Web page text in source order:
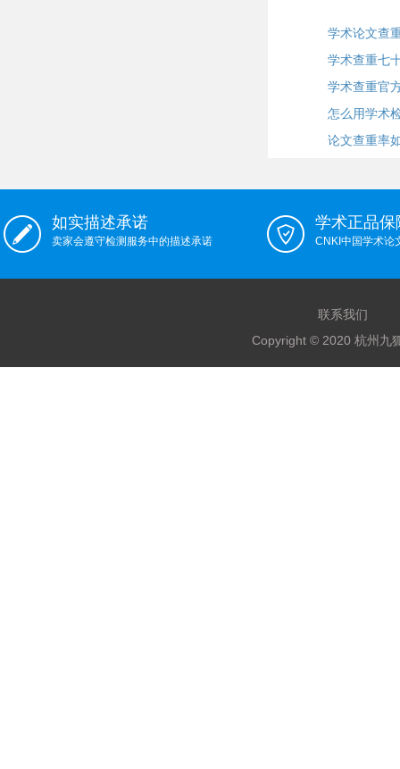
学术论文查
学术查重七
学术查重官
怎么用学术
论文查重率
如实描述承诺
卖家会遵守检测服务中的描述承诺
学术正品保
CNKI中国学术论
联系我们
Copyright © 2020 杭州九